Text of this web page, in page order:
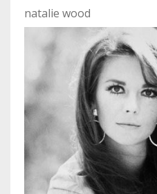
natalie wood